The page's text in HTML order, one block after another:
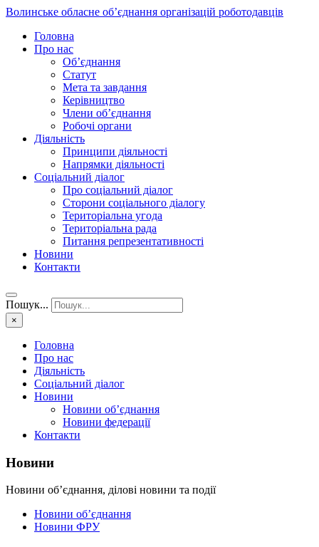
Волинське обласне об’єднання організацій роботодавців
Головна
Про нас
Об’єднання
Статут
Мета та завдання
Керівництво
Члени об’єднання
Робочі органи
Діяльність
Принципи діяльності
Напрямки діяльності
Соціальний діалог
Про соціальний діалог
Сторони соціального діалогу
Територіальна угода
Територіальна рада
Питання репрезентативності
Новини
Контакти
Пошук...
×
Головна
Про нас
Діяльність
Соціальний діалог
Новини
Новини об’єднання
Новини федерації
Контакти
Новини
Новини об’єднання, ділові новини та події
Новини об’єднання
Новини ФРУ